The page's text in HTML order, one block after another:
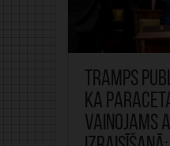
Tramps
ka
vainojams